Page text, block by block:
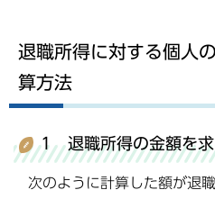
退職所得に対する個人
算方法
1 退職所得の金額を求
次のように計算した額が退